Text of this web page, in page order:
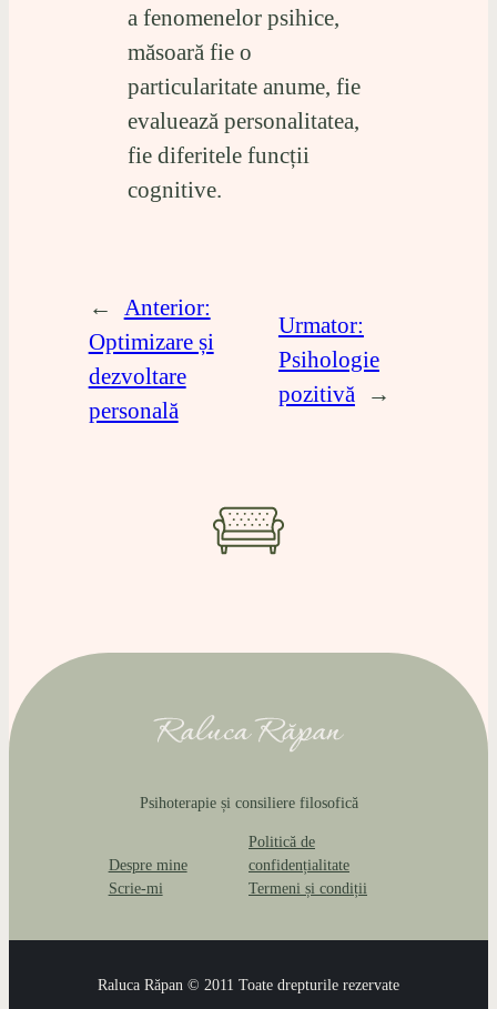
a fenomenelor psihice,
măsoară fie o
particularitate anume, fie
evaluează personalitatea,
fie diferitele funcții
cognitive.
←
Anterior:
Optimizare și
dezvoltare
personală
Urmator:
Psihologie
pozitivă
→
Psihoterapie și consiliere filosofică
Despre mine
Scrie-mi
Politică de
confidențialitate
Termeni și condiții
Raluca Răpan © 2011 Toate drepturile rezervate